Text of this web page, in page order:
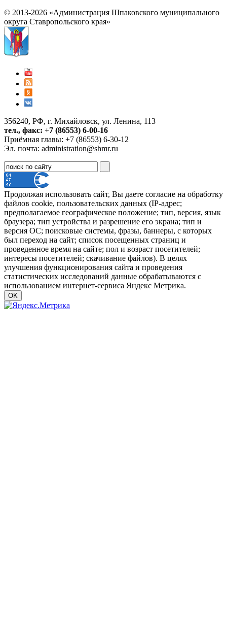
© 2013-2026 «Администрация Шпаковского муниципального
округа Ставропольского края»
356240, РФ, г. Михайловск, ул. Ленина, 113
тел., факс: +7 (86553) 6-00-16
Приёмная главы: +7 (86553) 6-30-12
Эл. почта: administration@shmr.ru
Продолжая использовать сайт, Вы даете согласие на обработку
файлов cookie, пользовательских данных (IP-адрес;
предполагаемое географическое положение; тип, версия, язык
браузера; тип устройства и разрешение его экрана; тип и
версия ОС; поисковые системы, фразы, баннеры, с которых
был переход на сайт; список посещенных страниц и
проведенное время на сайте; пол и возраст посетителей;
интересы посетителей; скачивание файлов). В целях
улучшения функционирования сайта и проведения
статистических исследований данные обрабатываются с
использованием интернет-сервиса Яндекс Метрика.
OK